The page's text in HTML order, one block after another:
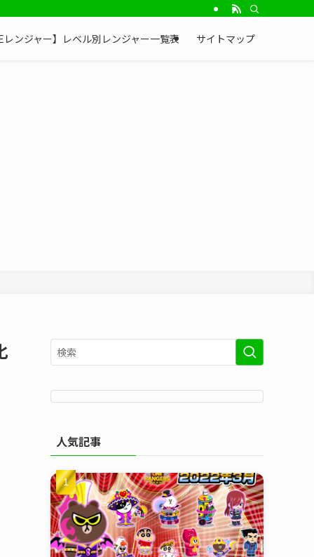
レンジャー】レベル別レンジャー一覧表 サイトマップ
人気記事